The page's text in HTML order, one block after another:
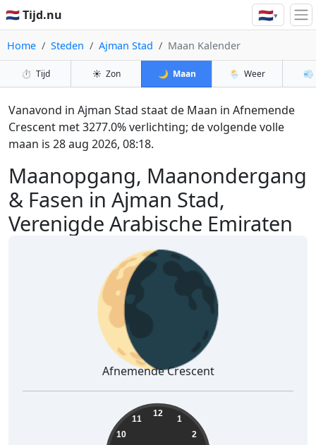
🇳🇱 Tijd.nu 🇳🇱▾
Home Steden Ajman Stad Maan Kalender
⏱️ Tijd ☀️ Zon 🌙 Maan 🌦️ Weer 💨
Maanopgang, Maanondergang
& Fasen in Ajman Stad,
Verenigde Arabische Emiraten
Vanavond in Ajman Stad staat de Maan in Afnemende
Crescent met 3277.0% verlichting; de volgende volle
maan is 28 aug 2026, 08:18.
🌘
Afnemende Crescent
12
1
2
10
11